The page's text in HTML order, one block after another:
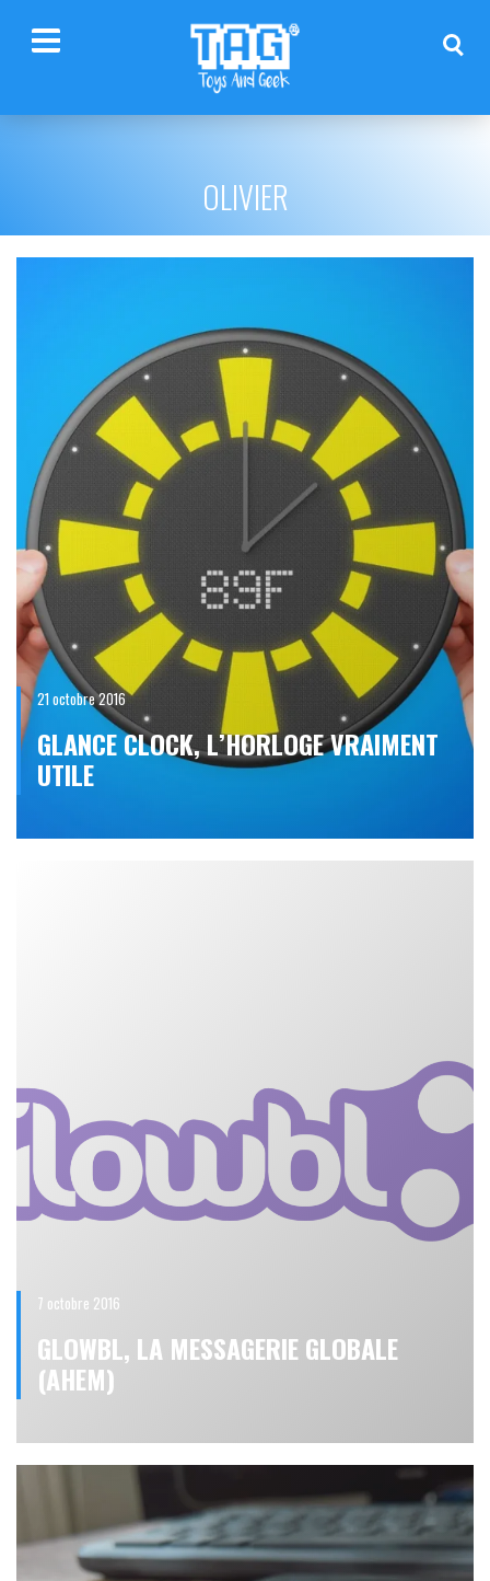
OLIVIER
21 octobre 2016
GLANCE CLOCK, L’HORLOGE VRAIMENT
UTILE
7 octobre 2016
GLOWBL, LA MESSAGERIE GLOBALE
(AHEM)